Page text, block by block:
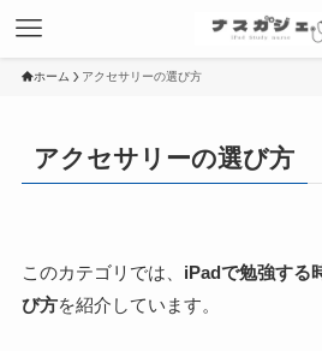
ホーム アクセサリーの選び方
アクセサリーの選び方
このカテゴリでは、 iPadで勉強する
び方を紹介しています。